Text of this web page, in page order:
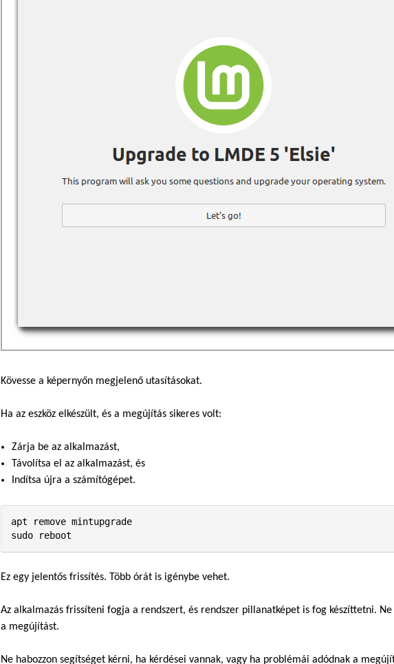
Kövesse a képernyőn megjelenő utasításokat.
Ha az eszköz elkészült, és a megújítás sikeres volt:
Zárja be az alkalmazást,
Távolítsa el az alkalmazást, és
Indítsa újra a számítógépet.
apt remove mintupgrade
sudo reboot
Ez egy jelentős frissítés. Több órát is igénybe vehet.
Az alkalmazás frissíteni fogja a rendszert, és rendszer pillanatképet is fog készíttetni.
a megújítást.
Ne habozzon segítséget kérni, ha kérdései vannak, vagy ha problémái adódnak a